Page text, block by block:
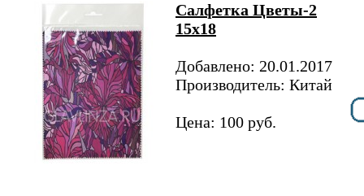
Салфетка Цветы-2
15х18
Добавлено: 20.01.2017
Производитель: Китай
Цена: 100 руб.